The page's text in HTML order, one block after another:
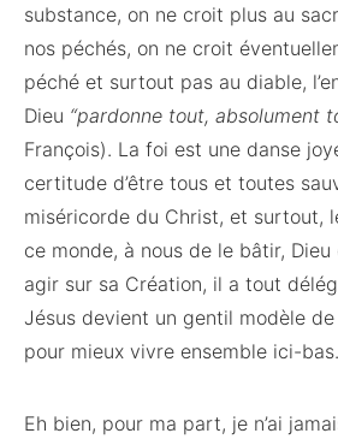
substance, on ne croit plus au
nos péchés, on ne croit
péché et surtout pas au diable,
Dieu “pardonne tout, absolument
François). La foi est une danse
certitude d’être tous et toutes
miséricorde du Christ, et surtout,
ce monde, à nous de le bâtir,
agir sur sa Création, il a tout
Jésus devient un gentil modèle
pour mieux vivre ensemble ici-bas.
Eh bien, pour ma part, je n’ai